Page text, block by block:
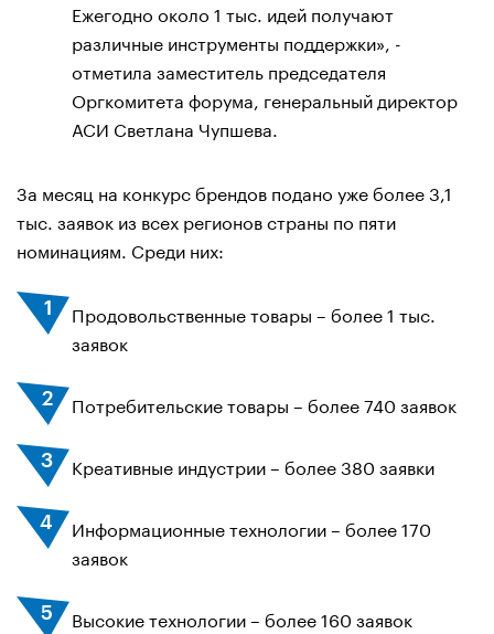
Ежегодно около 1 тыс. идей получают
различные инструменты поддержки», -
отметила заместитель председателя
Оргкомитета форума, генеральный директор
АСИ Светлана Чупшева.
За месяц на конкурс брендов подано уже более 3,1
тыс. заявок из всех регионов страны по пяти
номинациям. Среди них:
Продовольственные товары – более 1 тыс.
заявок
Потребительские товары – более 740 заявок
Креативные индустрии – более 380 заявки
Информационные технологии – более 170
заявок
Высокие технологии – более 160 заявок